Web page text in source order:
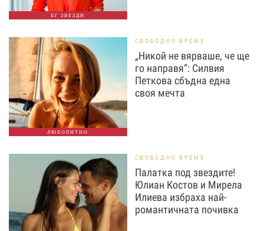
БГ ЗВЕЗДИ
ЛЮБОПИТНО
СВОБОДНО ВРЕМЕ
„Никой не вярваше, че ще
го направя“: Силвия
Петкова сбъдна една
своя мечта
СВОБОДНО ВРЕМЕ
Палатка под звездите!
Юлиан Костов и Мирела
Илиева избраха най-
романтичната почивка